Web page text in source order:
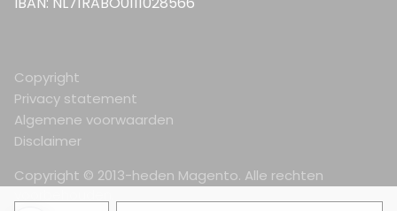
Copyright © 2013-heden Magento. Alle rechten
Copyright
Privacy statement
Algemene voorwaarden
Disclaimer